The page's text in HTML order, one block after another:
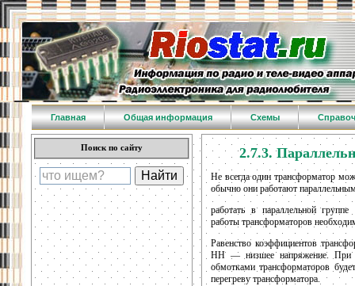
Главная Общая информация Схемы
Поиск по сайту 2.7.3.
Не всегда один трансформатор
обычно они работают
работать в параллельной
работы трансформаторов
Равенство коэффициентов
НН — низшее напряжение. При
обмотками трансформаторов
перегреву трансформатора.